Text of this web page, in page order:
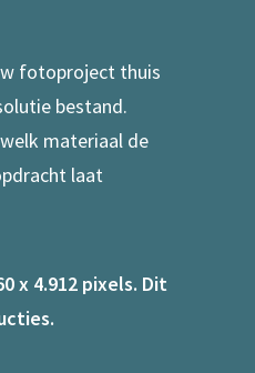
fotoproject thuis
bestand.
materiaal de
laat
x 4.912 pixels. Dit